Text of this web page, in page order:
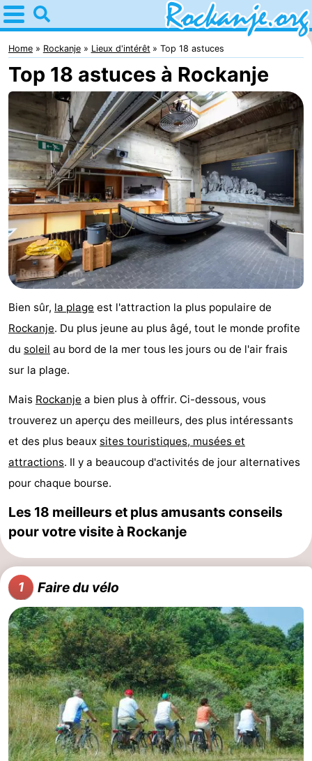
Home
Rockanje
Astuces
Avec
les
enfants
Passer
la
nuit
Appartements
Campings
Chambre
d'hôtes
Chaumières
Cape
-
van
Zeeland
Rondeweibos
-
Waterbos
Hôtels
Last
minutes
Plages
Voir
et
faire
Lieux
d'intérêt
-
Musées
-
Monuments
-
Points
de
vue
Attractions
-
Croisières
-
Home Rockanje Lieux d'intérêt Top 18 astuces
Top 18 astuces à Rockanje
Bien sûr, la plage est l'attraction la plus populaire de
Rockanje. Du plus jeune au plus âgé, tout le monde profite
du soleil au bord de la mer tous les jours ou de l'air frais
sur la plage.
Mais Rockanje a bien plus à offrir. Ci-dessous, vous
trouverez un aperçu des meilleurs, des plus intéressants
et des plus beaux sites touristiques, musées et
attractions. Il y a beaucoup d'activités de jour alternatives
pour chaque bourse.
Les 18 meilleurs et plus amusants conseils
pour votre visite à Rockanje
1 Faire du vélo